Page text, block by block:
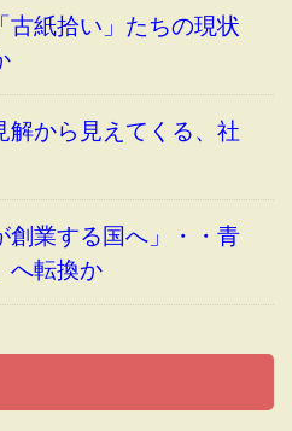
古紙拾い」たちの現状
解から見えてくる、社
創業する国へ」・・青
へ転換か